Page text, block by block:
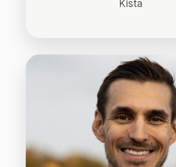
Kista